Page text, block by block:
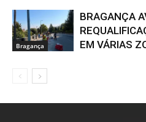
Bragança
BRAGANÇA
EM VÁRIAS